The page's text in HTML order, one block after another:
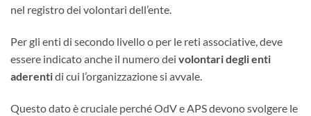
nel registro dei volontari dell’ente.
Per gli enti di secondo livello o per le reti associative, deve
essere indicato anche il numero dei volontari degli enti
aderentidi cui l’organizzazione si avvale.
Questo dato è cruciale perché OdV e APS devono svolgere le